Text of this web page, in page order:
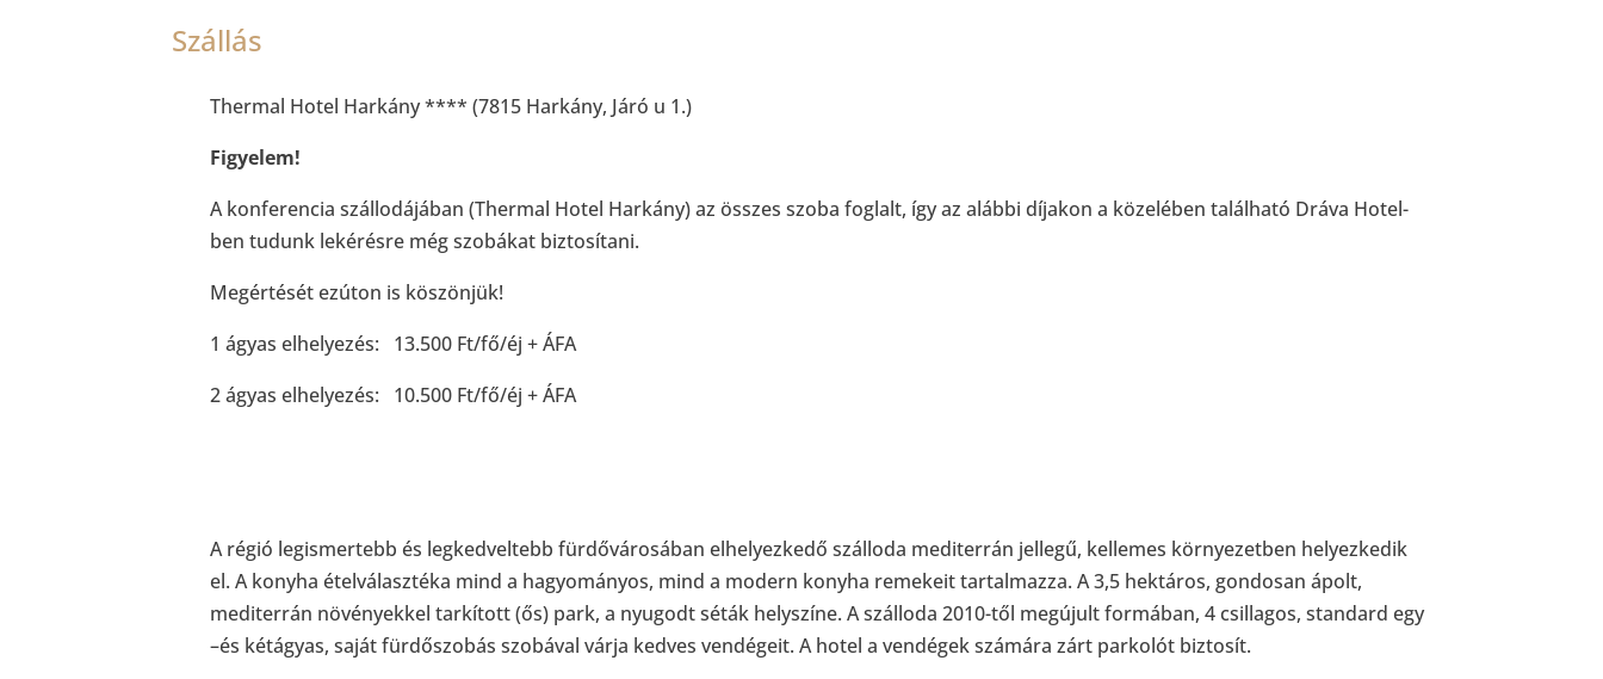
Szállás
Thermal Hotel Harkány **** (7815 Harkány, Járó u 1.)
Figyelem!
A konferencia szállodájában (Thermal Hotel Harkány) az összes szoba foglalt, így az alábbi díjakon a közelében található Dráva Hotel-
ben tudunk lekérésre még szobákat biztosítani.
Megértését ezúton is köszönjük!
1 ágyas elhelyezés: 13.500 Ft/fő/éj + ÁFA
2 ágyas elhelyezés: 10.500 Ft/fő/éj + ÁFA
A régió legismertebb és legkedveltebb fürdővárosában elhelyezkedő szálloda mediterrán jellegű, kellemes környezetben helyezkedik
el. A konyha ételválasztéka mind a hagyományos, mind a modern konyha remekeit tartalmazza. A 3,5 hektáros, gondosan ápolt,
mediterrán növényekkel tarkított (ős) park, a nyugodt séták helyszíne. A szálloda 2010-től megújult formában, 4 csillagos, standard egy
–és kétágyas, saját fürdőszobás szobával várja kedves vendégeit. A hotel a vendégek számára zárt parkolót biztosít.